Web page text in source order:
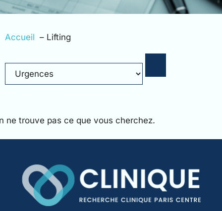
Accueil Lifting
ne trouve pas ce que vous cherchez.